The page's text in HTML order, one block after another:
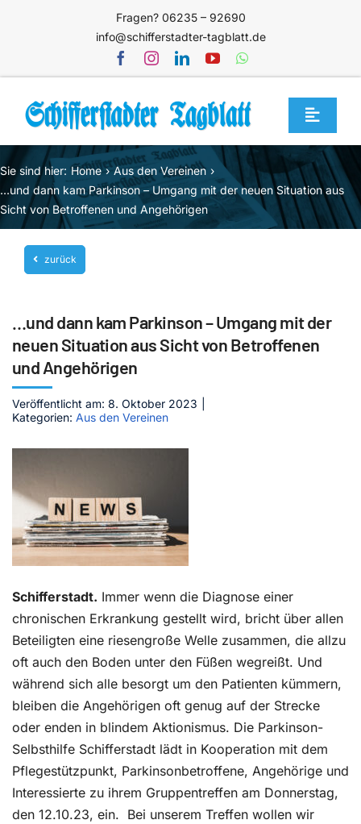
Fragen? 06235 – 92690
info@schifferstadter-tagblatt.de
Toggle
Home
Themen
Blog
Unternehmen
Mediathek
Jetzt abonnieren
Kontakt
Sie sind hier: Home
Aus den Vereinen
…und dann kam Parkinson – Umgang mit der neuen Situation aus
Sicht von Betroffenen und Angehörigen
zurück
…und dann kam Parkinson – Umgang mit der
neuen Situation aus Sicht von Betroffenen
und Angehörigen
Veröffentlicht am: 8. Oktober 2023
Kategorien: Aus den Vereinen
Schifferstadt. Immer wenn die Diagnose einer
chronischen Erkrankung gestellt wird, bricht über allen
Beteiligten eine riesengroße Welle zusammen, die allzu
oft auch den Boden unter den Füßen wegreißt. Und
während sich alle besorgt um den Patienten kümmern,
bleiben die Angehörigen oft genug auf der Strecke
oder enden in blindem Aktionismus. Die Parkinson-
Selbsthilfe Schifferstadt lädt in Kooperation mit dem
Pflegestützpunkt, Parkinsonbetroffene, Angehörige und
Interessierte zu ihrem Gruppentreffen am Donnerstag,
den 12.10.23, ein. Bei unserem Treffen wollen wir